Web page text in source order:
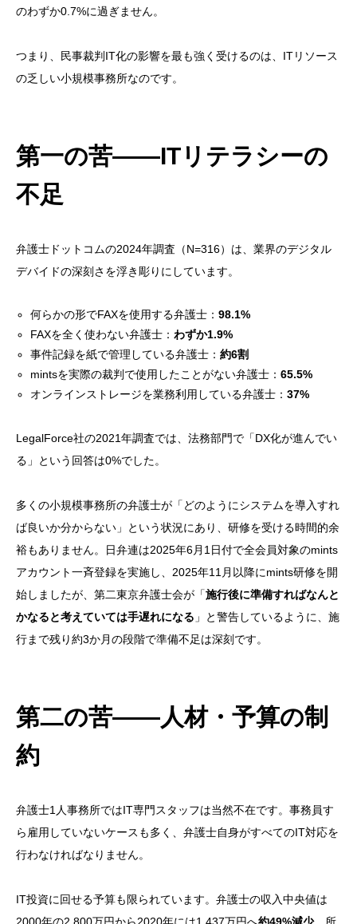
のわずか0.7%に過ぎません。
つまり、民事裁判IT化の影響を最も強く受けるのは、ITリソース
の乏しい小規模事務所なのです。
第一の苦——ITリテラシーの
不足
弁護士ドットコムの2024年調査（N=316）は、業界のデジタル
デバイドの深刻さを浮き彫りにしています。
何らかの形でFAXを使用する弁護士：98.1%
FAXを全く使わない弁護士：わずか1.9%
事件記録を紙で管理している弁護士：約6割
mintsを実際の裁判で使用したことがない弁護士：65.5%
オンラインストレージを業務利用している弁護士：37%
LegalForce社の2021年調査では、法務部門で「DX化が進んでい
る」という回答は0%でした。
多くの小規模事務所の弁護士が「どのようにシステムを導入すれ
ば良いか分からない」という状況にあり、研修を受ける時間的余
裕もありません。日弁連は2025年6月1日付で全会員対象のmints
アカウント一斉登録を実施し、2025年11月以降にmints研修を開
始しましたが、第二東京弁護士会が「施行後に準備すればなんと
かなると考えていては手遅れになる 」と警告しているように、施
行まで残り約3か月の段階で準備不足は深刻です。
第二の苦——人材・予算の制
約
弁護士1人事務所ではIT専門スタッフは当然不在です。事務員す
ら雇用していないケースも多く、弁護士自身がすべてのIT対応を
行わなければなりません。
IT投資に回せる予算も限られています。弁護士の収入中央値は